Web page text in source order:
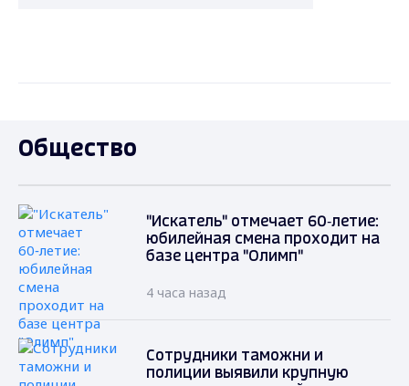
Общество
"Искатель" отмечает 60‑летие:
юбилейная смена проходит на
базе центра "Олимп"
4 часа назад
Сотрудники таможни и
полиции выявили крупную